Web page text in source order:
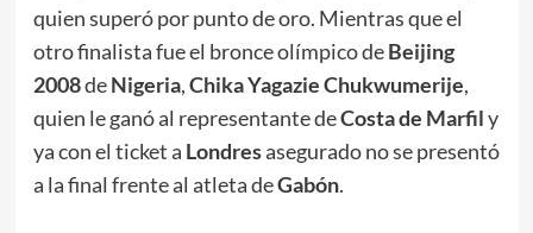
quien superó por punto de oro. Mientras que el
otro finalista fue el bronce olímpico deBeijing
2008deNigeria,Chika Yagazie Chukwumerije,
quien le ganó al representante deCosta de Marfily
ya con el ticket a Londresasegurado no se presentó
a la final frente al atleta deGabón.